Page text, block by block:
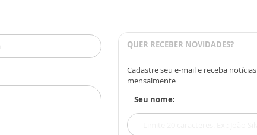
QUER RECEBER NOVIDADES?
Cadastre seu e-mail e receba notícias
mensalmente
Seu nome: